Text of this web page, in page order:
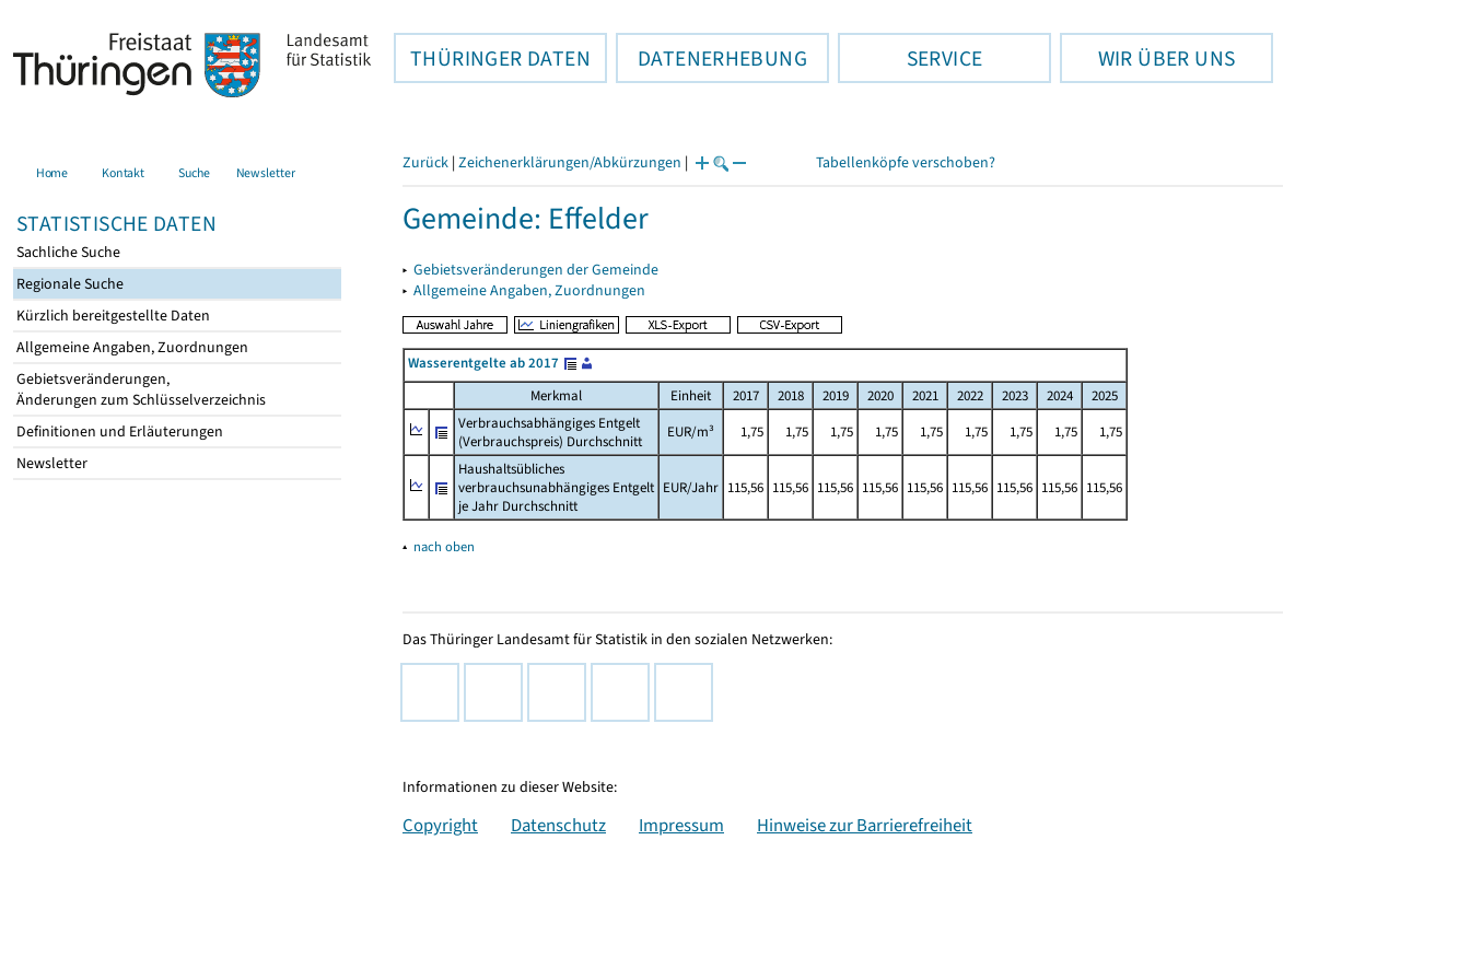
THÜRINGER DATEN DATENERHEBUNG SERVICE WIR ÜBER UNS
Home Kontakt Suche Newsletter
STATISTISCHE DATEN
Sachliche Suche
Regionale Suche
Kürzlich bereitgestellte Daten
Allgemeine Angaben, Zuordnungen
Gebietsveränderungen,
Änderungen zum Schlüsselverzeichnis
Definitionen und Erläuterungen
Newsletter
Zurück | Zeichenerklärungen/Abkürzungen | Tabellenköpfe verschoben?
Gemeinde: Effelder
▸ Gebietsveränderungen der Gemeinde
▸ Allgemeine Angaben, Zuordnungen
Wasserentgelte ab 2017
Merkmal
Einheit 2017 2018 2019 2020 2021 2022 2023 2024
2025
Verbrauchsabhängiges Entgelt
(Verbrauchspreis) Durchschnitt
EUR/m³ 1,75 1,75 1,75 1,75 1,75 1,75 1,75 1,75
1,75
Haushaltsübliches
verbrauchsunabhängiges Entgelt
je Jahr Durchschnitt
EUR/Jahr 115,56 115,56 115,56 115,56 115,56 115,56 115,56 115,56 115,56
▴ nach oben
Das Thüringer Landesamt für Statistik in den sozialen Netzwerken:
Informationen zu dieser Website:
Copyright Datenschutz Impressum Hinweise zur Barrierefreiheit